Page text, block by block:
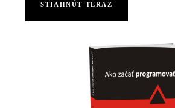
STIAHNÚT TERAZ